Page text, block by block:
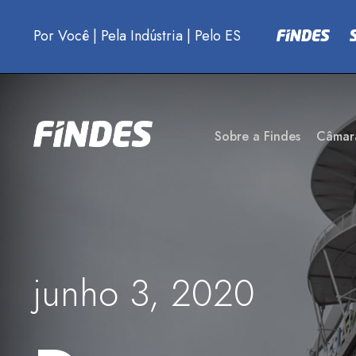
Por Você | Pela Indústria | Pelo ES
Sobre a Findes
junho 3, 2020